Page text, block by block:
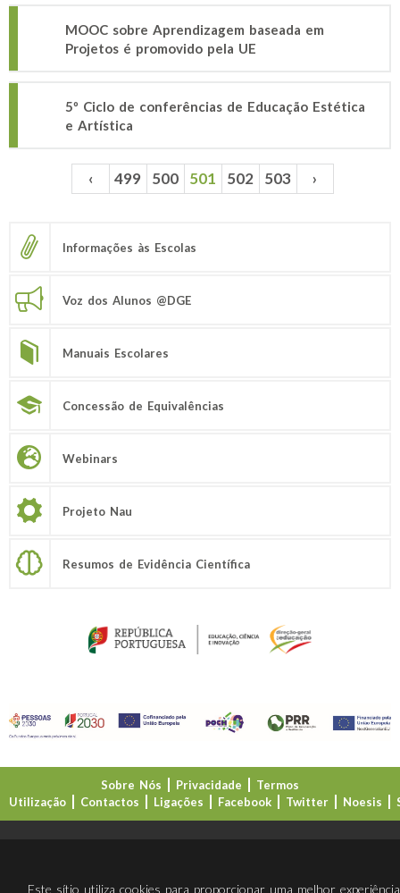
MOOC sobre Aprendizagem baseada em
Projetos é promovido pela UE
5º Ciclo de conferências de Educação Estética
e Artística
Páginas ‹ 499 500 501 502 503 ›
Informações às Escolas
Voz dos Alunos @DGE
Manuais Escolares
Concessão de Equivalências
Webinars
Projeto Nau
Resumos de Evidência Científica
Sobre Nós Privacidade
Termos
Utilização
Contactos Ligações Facebook Twitter Noesis
Este sítio utiliza cookies para proporcionar uma melhor